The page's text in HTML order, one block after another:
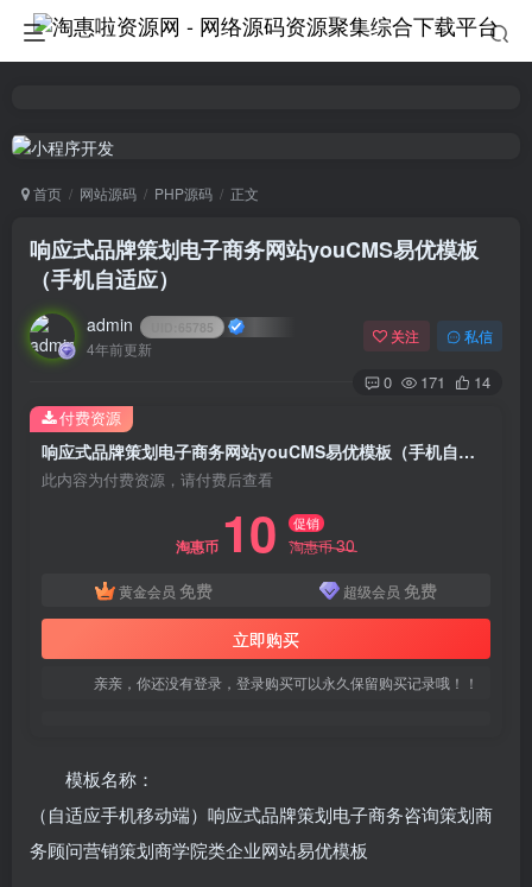
首页 网站源码 PHP源码 正文
响应式品牌策划电子商务网站youCMS易优模板
（手机自适应）
admin 65785
4年前更新
关注 私信
0 171 14
响应式品牌策划电子商务网站youCMS易优模板（手机自适应）
此内容为付费资源，请付费后查看
淘惠币 10 促销
淘惠币30
黄金会员 免费 超级会员 免费
立即购买
亲亲，你还没有登录，登录购买可以永久保留购买记录哦！！
付费资源
模板名称：
（自适应手机移动端）响应式品牌策划电子商务咨询策划商
务顾问营销策划商学院类企业网站易优模板